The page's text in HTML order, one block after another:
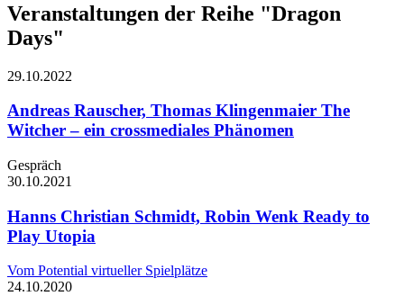
Veranstaltungen der Reihe "Dragon
Days"
29.10.2022
Andreas Rauscher, Thomas Klingenmaier The
Witcher – ein crossmediales Phänomen
Gespräch
30.10.2021
Hanns Christian Schmidt, Robin Wenk Ready to
Play Utopia
Vom Potential virtueller Spielplätze
24.10.2020